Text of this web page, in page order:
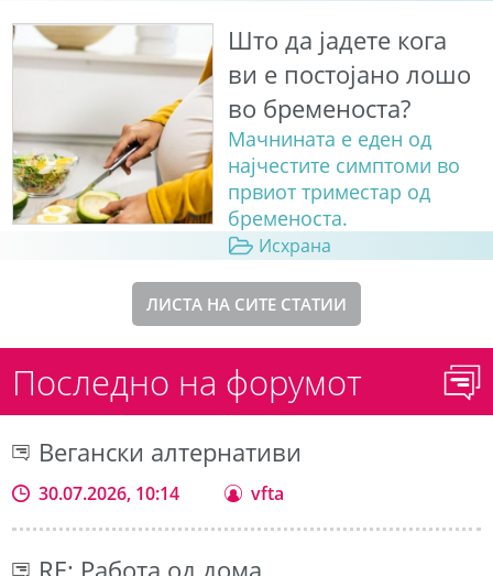
Што да јадете кога
ви е постојано лошо
во бременоста?
Мачнината е еден од
најчестите симптоми во
првиот триместар од
бременоста.
Исхрана
ЛИСТА НА СИТЕ СТАТИИ
Последно на форумот
Вегански алтернативи
30.07.2026, 10:14 vfta